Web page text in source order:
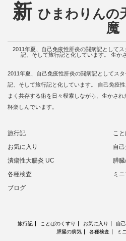
新 ひまわりんの
魔
2011年夏、自己免疫性肝炎の闘病記として
記、そして旅行記と化しています。 生か
2011年夏、自己免疫性肝炎の闘病記としてス
記、そして旅行記と化しています。 自己免疫
まく共存する術を日々模索しながら、生かさ
杯楽しんでいます。
旅行記
こ
お気に入り
自
潰瘍性大腸炎 UC
膵
各種検査
ミ
ブログ
旅行記 ことばのくすり お気に入り 自
膵臓の病気
各種検査 ミ